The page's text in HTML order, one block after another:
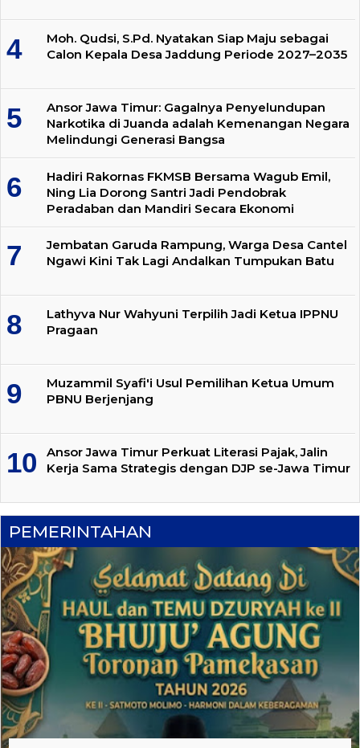
Moh. Qudsi, S.Pd. Nyatakan Siap Maju sebagai
Calon Kepala Desa Jaddung Periode 2027–2035
Ansor Jawa Timur: Gagalnya Penyelundupan
Narkotika di Juanda adalah Kemenangan Negara
Melindungi Generasi Bangsa
Hadiri Rakornas FKMSB Bersama Wagub Emil,
Ning Lia Dorong Santri Jadi Pendobrak
Peradaban dan Mandiri Secara Ekonomi
Jembatan Garuda Rampung, Warga Desa Cantel
Ngawi Kini Tak Lagi Andalkan Tumpukan Batu
Lathyva Nur Wahyuni Terpilih Jadi Ketua IPPNU
Pragaan
Muzammil Syafi'i Usul Pemilihan Ketua Umum
PBNU Berjenjang
Ansor Jawa Timur Perkuat Literasi Pajak, Jalin
Kerja Sama Strategis dengan DJP se-Jawa Timur
PEMERINTAHAN